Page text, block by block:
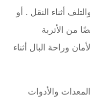
أثناء النقل . أو
من الأتربة
وراحة البال أثناء
والأدوات